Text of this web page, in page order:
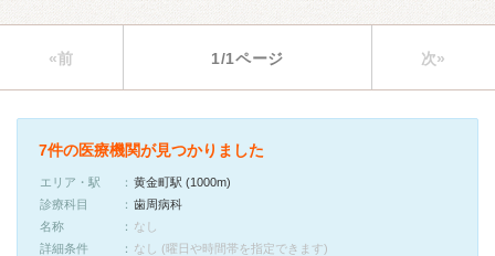
«前 1/1ページ 次»
7件の医療機関が見つかりました
エリア・駅
黄金町駅 (1000m)
診療科目
歯周病科
名称
なし
詳細条件
なし (曜日や時間帯を指定できます)